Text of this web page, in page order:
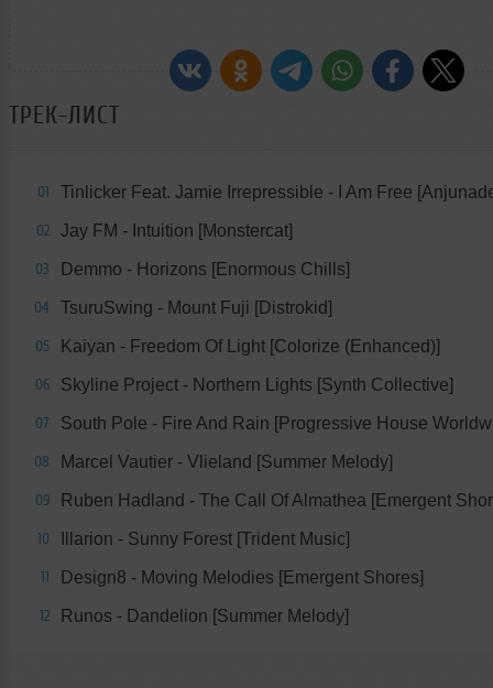
ТРЕК-ЛИСТ
01 Tinlicker Feat. Jamie Irrepressible - I Am Free
02 Jay FM - Intuition [Monstercat]
03 Demmo - Horizons [Enormous Chills]
04 TsuruSwing - Mount Fuji [Distrokid]
05 Kaiyan - Freedom Of Light [Colorize (Enhanced)]
06 Skyline Project - Northern Lights [Synth Collective]
07 South Pole - Fire And Rain [Progressive House
08 Marcel Vautier - Vlieland [Summer Melody]
09 Ruben Hadland - The Call Of Almathea [Emergent
10 Illarion - Sunny Forest [Trident Music]
11 Design8 - Moving Melodies [Emergent Shores]
12 Runos - Dandelion [Summer Melody]